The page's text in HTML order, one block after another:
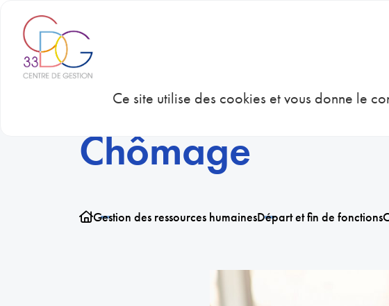
Chômage
Gestion des ressources humainesDépart et fin de fonctions
Ce site utilise des cookies et vous donne le